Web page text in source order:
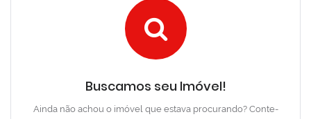
Buscamos seu Imóvel!
Ainda não achou o imóvel que estava procurando? Conte-